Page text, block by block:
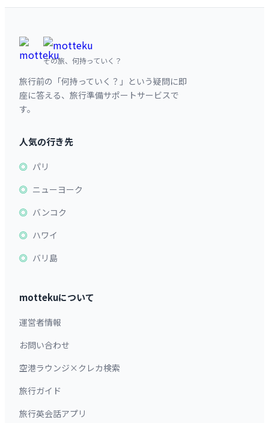
その旅、何持っていく？
旅行前の「何持っていく？」という疑問に即
座に答える、旅行準備サポートサービスで
す。
人気の行き先
パリ
ニューヨーク
バンコク
ハワイ
バリ島
mottekuについて
運営者情報
お問い合わせ
空港ラウンジ×クレカ検索
旅行ガイド
旅行英会話アプリ